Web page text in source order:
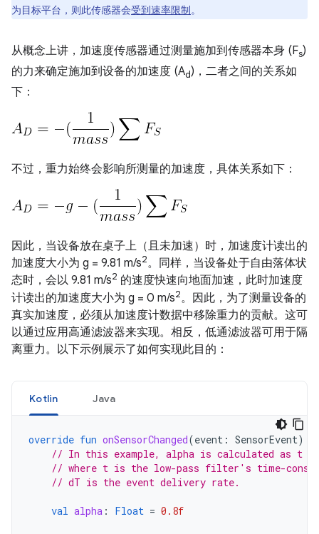
为目标平台，则此传感器会受到速率限制。
从概念上讲，加速度传感器通过测量施加到传感器本身 (Fs)
的力来确定施加到设备的加速度 (Ad)，二者之间的关系如
下：
不过，重力始终会影响所测量的加速度，具体关系如下：
因此，当设备放在桌子上（且未加速）时，加速度计读出的
加速度大小为 g = 9.81 m/s2。同样，当设备处于自由落体状
态时，会以 9.81 m/s2 的速度快速向地面加速，此时加速度
计读出的加速度大小为 g = 0 m/s2。因此，为了测量设备的
真实加速度，必须从加速度计数据中移除重力的贡献。这可
以通过应用高通滤波器来实现。相反，低通滤波器可用于隔
离重力。以下示例展示了如何实现此目的：
Kotlin Java
override fun onSensorChanged(event : SensorEvent)
// In this example, alpha is calculated as t
// where t is the low-pass filter's time-
// dT is the event delivery rate.
val alpha : Float = 0.8f